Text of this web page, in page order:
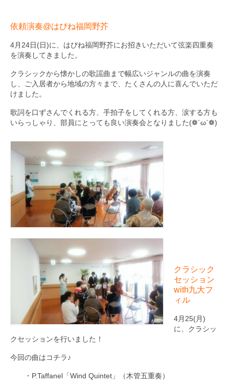
依頼演奏@はぴね福岡野芥
4月24日(日)に、はぴね福岡野芥にお招きいただいて弦楽四重奏
を演奏してきました。
クラシックから懐かしの歌謡曲まで幅広いジャンルの曲を演奏
し、ご入居者から地域の方々まで、たくさんの人に喜んでいただ
けました。
歌詞を口ずさんでくれる方、手拍子をしてくれる方、涙する方も
いらっしゃり、部員にとっても良い演奏会となりました(❁´ω`❁)
クラシック
セッション
with九大フ
ィル
4月25(月)
に、クラシッ
クセッションを行いました！
今回の曲はコチラ♪
・P.Taffanel「Wind Quintet」（木管五重奏）